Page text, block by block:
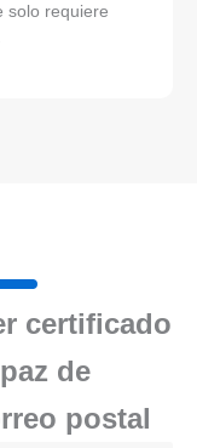
solo requiere
certificado
de
postal